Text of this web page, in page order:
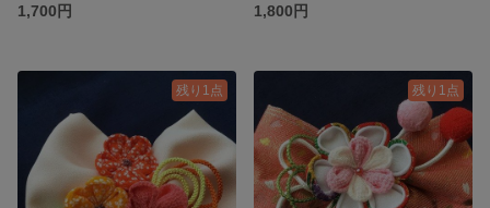
1,700円
1,800円
残り1点 残り1点